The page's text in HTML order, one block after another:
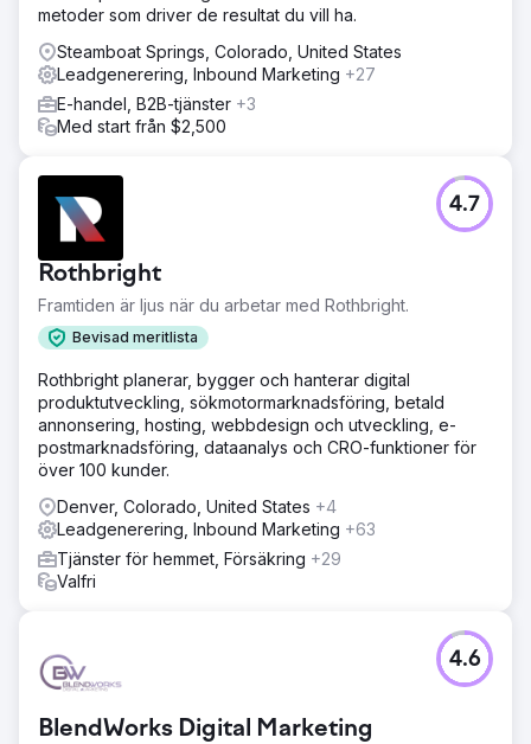
Resultat
Den här klienten får 20+ välkvalificerade leads per dag
och mer än fördubblade sina intäkter under sitt första år
av programmet.
metoder som driver de resultat du vill ha.
Steamboat Springs, Colorado, United States
Leadgenerering, Inbound Marketing +27
E-handel, B2B-tjänster +3
Med start från $2,500
Rothbright
Framtiden är ljus när du arbetar med Rothbright.
Bevisad meritlista
4.7
Rothbright planerar, bygger och hanterar digital
produktutveckling, sökmotormarknadsföring, betald
annonsering, hosting, webbdesign och utveckling, e-
postmarknadsföring, dataanalys och CRO-funktioner för
över 100 kunder.
Denver, Colorado, United States +4
Leadgenerering, Inbound Marketing +63
Tjänster för hemmet, Försäkring +29
Valfri
BlendWorks Digital Marketing
4.6